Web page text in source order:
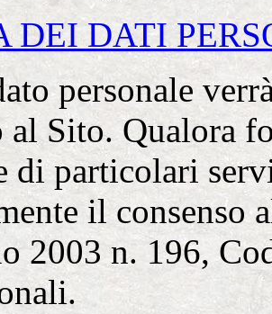
DEI DATI
personale
al Sito. Qualora
di particolari
il consenso
2003 n. 196,